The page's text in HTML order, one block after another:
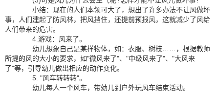
小结：现在的人们本领可大了，想出了许多办法不让风做坏
事，人们建起了防风林，把风挡住，还提前预报风，这就减少了风给
人们带来的危害。
4.游戏：风来了。
幼儿想象自己是某样物体，如：衣服、树枝……，根据教师
所提的风的大小的要求，如"微风来了"、"中级风来了"、"大风来
了"等，引导幼儿做出相应的动作变化。
5. "风车转转转"。
幼儿每人一个风车，带幼儿到户外玩风车结束活动。